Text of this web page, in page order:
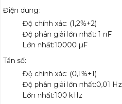
Điện dung:
Độ chính xác: (1,2%+2)
Độ phân giải lớn nhất: 1 nF
Lớn nhất:10000 µF
Tần số:
Độ chính xác: (0,1%+1)
Độ phân giải lớn nhất:0,01 Hz
Lớn nhất:100 kHz